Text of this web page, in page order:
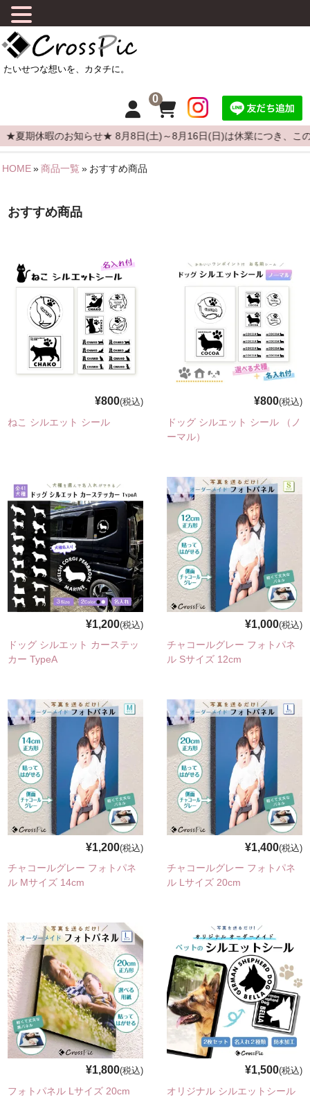
0
休暇のお知らせ★ 8月8日(土)～8月16日(日)は休業につき、この期
HOME
CrossPicについて
よくある質問
カーステッカーの貼りかた
フォトパネルの貼りかた
商品一覧
選んでつくるシリーズ
選んでつくるカーステッカー
犬グッズ
猫グッズ
写真でつくるシリーズ
写真でつくるカーステッカー
写真でつくる防水シール
お問い合わせ
HOME»商品一覧 » おすすめ商品
おすすめ商品
¥800(税込)
ねこ シルエット シール
¥800(税込)
ドッグ シルエット シール （ノ
ーマル）
¥1,200(税込)
ドッグ シルエット カーステッ
カー TypeA
¥1,000(税込)
チャコールグレー フォトパネ
ル Sサイズ 12cm
¥1,200(税込)
チャコールグレー フォトパネ
ル Mサイズ 14cm
¥1,400(税込)
チャコールグレー フォトパネ
ル Lサイズ 20cm
¥1,800(税込)
フォトパネル Lサイズ 20cm
¥1,500(税込)
オリジナル シルエットシール